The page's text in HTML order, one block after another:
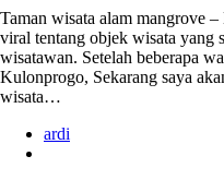
Taman wisata alam mangrove
viral tentang objek wisata yang
wisatawan. Setelah beberapa
Kulonprogo, Sekarang saya
wisata…
ardi